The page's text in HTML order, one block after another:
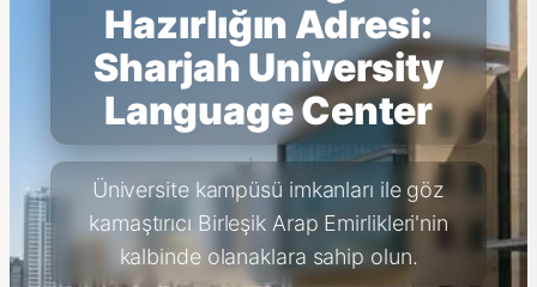
Hazırlığın Adresi:
Sharjah University
Language Center
Üniversite kampüsü imkanları ile göz
kamaştırıcı Birleşik Arap Emirlikleri'nin
kalbinde olanaklara sahip olun.